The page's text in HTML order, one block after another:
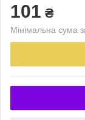
101 ₴
Мінімальна сума